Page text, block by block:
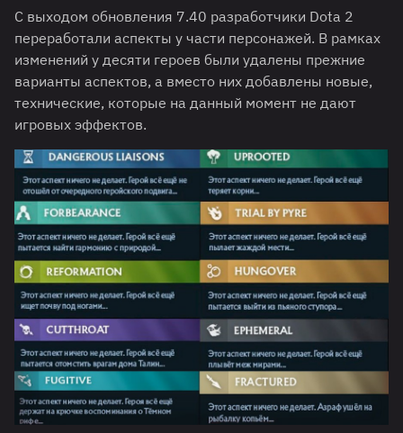
С выходом обновления 7.40 разработчики Dota 2
переработали аспекты у части персонажей. В рамках
изменений у десяти героев были удалены прежние
варианты аспектов, а вместо них добавлены новые,
технические, которые на данный момент не дают
игровых эффектов.